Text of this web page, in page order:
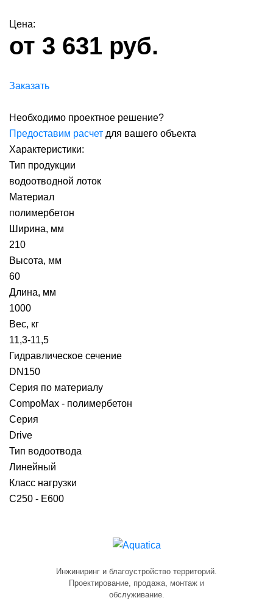
Цена:
от 3 631 руб.
Заказать
Необходимо проектное решение?
Предоставим расчет для вашего объекта
Характеристики:
Тип продукции
водоотводной лоток
Материал
полимербетон
Ширина, мм
210
Высота, мм
60
Длина, мм
1000
Вес, кг
11,3-11,5
Гидравлическое сечение
DN150
Серия по материалу
CompoMax - полимербетон
Серия
Drive
Тип водоотвода
Линейный
Класс нагрузки
C250 - E600
Инжиниринг и благоустройство территорий.
Проектирование, продажа, монтаж и
обслуживание.